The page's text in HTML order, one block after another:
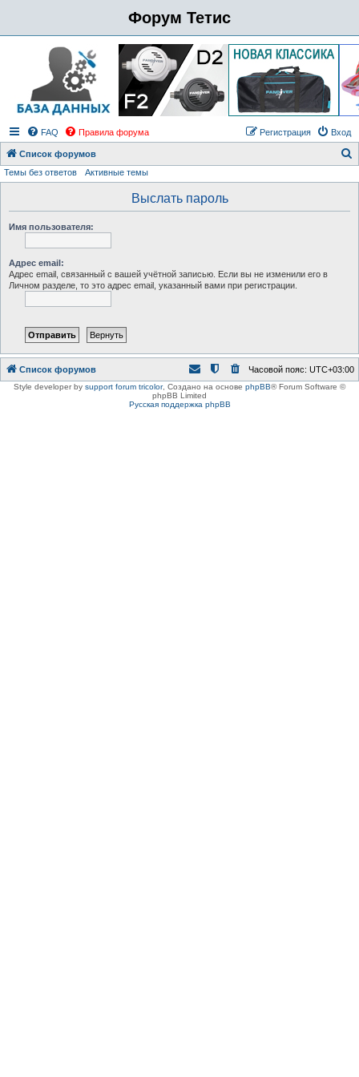
Форум Тетис
FAQ Правила форума Вход
Регистрация
Список форумов
Темы без ответов Активные темы
Выслать пароль
Имя пользователя:
Адрес email:
Адрес email, связанный с вашей учётной записью. Если вы не изменили его в
Личном разделе, то это адрес email, указанный вами при регистрации.
Список форумов Часовой пояс: UTC+03:00
Style developer by support forum tricolor, Создано на основе phpBB® Forum Software ©
phpBB Limited
Русская поддержка phpBB